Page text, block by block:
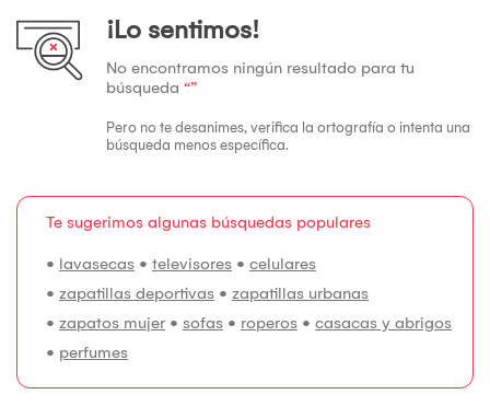
¡Lo sentimos!
No encontramos ningún resultado para tu
búsqueda “”
Pero no te desanimes, verifica la ortografía o intenta una
búsqueda menos específica.
Te sugerimos algunas búsquedas populares
• lavasecas • televisores • celulares
• zapatillas deportivas • zapatillas urbanas
• zapatos mujer • sofas • roperos • casacas y abrigos
• perfumes